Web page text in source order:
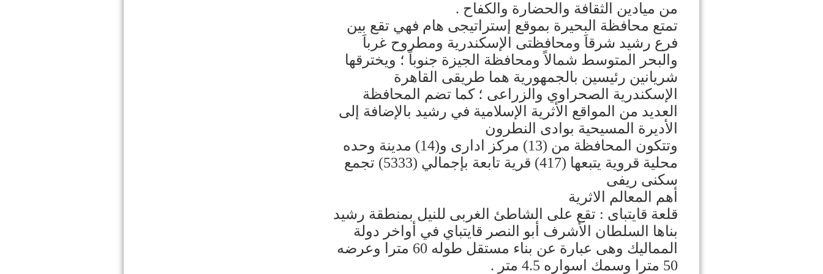
من ميادين الثقافة والحضارة والكفاح .
تمتع محافظة البحيرة بموقع إستراتيجى هام فهي تقع بين
فرع رشيد شرقاَ ومحافظتى الإسكندرية ومطروح غرباَ
والبحر المتوسط شمالاً ومحافظة الجيزة جنوباً ؛ ويخترقها
شريانين رئيسين بالجمهورية هما طريقى القاهرة
الإسكندرية الصحراوي والزراعى ؛ كما تضم المحافظة
العديد من المواقع الأثرية الإسلامية في رشيد بالإضافة إلى
الأديرة المسيحية بوادى النطرون
وتتكون المحافظة من (13) مركز ادارى و(14) مدينة وحده
محلية قروية يتبعها (417) قرية تابعة بإجمالي (5333) تجمع
سكنى ريفى
أهم المعالم الاثرية
قلعة قايتباى : تقع على الشاطئ الغربى للنيل بمنطقة رشيد
بناها السلطان الأشرف أبو النصر قايتباي في أواخر دولة
المماليك وهى عبارة عن بناء مستقل طوله 60 مترا وعرضه
50 مترا وسمك اسواره 4.5 متر .